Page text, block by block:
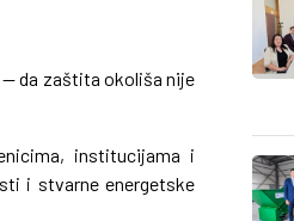
da zaštita okoliša nije
institucijama i
i stvarne energetske